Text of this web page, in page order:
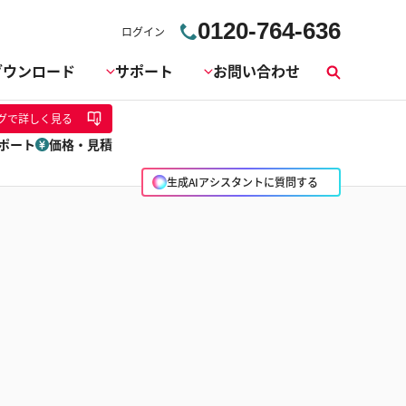
ログイン 0120-764-636
ンロード サポート お問い合わせ
索
生成AIアシスタントに質問する
で詳しく見る
ート 価格・見積